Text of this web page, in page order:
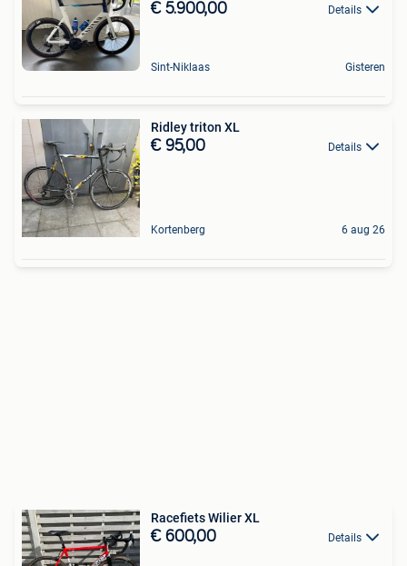
€ 5.900,00 Details
Sint-Niklaas Gisteren
Ridley triton XL
€ 95,00 Details
Kortenberg 6 aug 26
Racefiets Wilier XL
€ 600,00 Details